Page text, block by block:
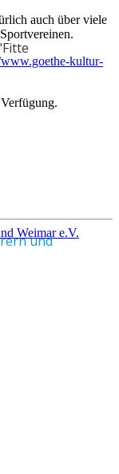
auch über viele
kultur-
und